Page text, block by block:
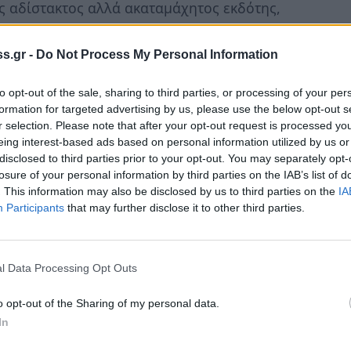
- Do Not Process My Personal Information
opt-out of the sale, sharing to third parties, or processing of your
for targeted advertising by us, please use the below opt-out
selection. Please note that after your opt-out request is processed
interest-based ads based on personal information utilized by us
to third parties prior to your opt-out. You may separately
of your personal information by third parties on the IAB’s list of
This information may also be disclosed by us to third parties on the
Participants that may further disclose it to other third parties.
Data Processing Opt Outs
opt-out of the Sharing of my personal data.
αδίστακτος αλλά ακαταμάχητος εκδότης,
ως Χίλντι, δεν είναι απλώς το αντικείμενο
επαγγελματίας, ευφυής, ανεξάρτητη
διαλόγους της, με τους ηθοποιούς
έναν ρυθμό σχεδόν μουσικό.
και ένα αιχμηρό σχόλιο για τον
τα όρια ανάμεσα στην είδηση και την
μια απολαυστική, αεικίνητη και
τη φιλοδοξία και τους ανθρώπους
πάθος τους ούτε από τον εαυτό τους.
FRIDAY